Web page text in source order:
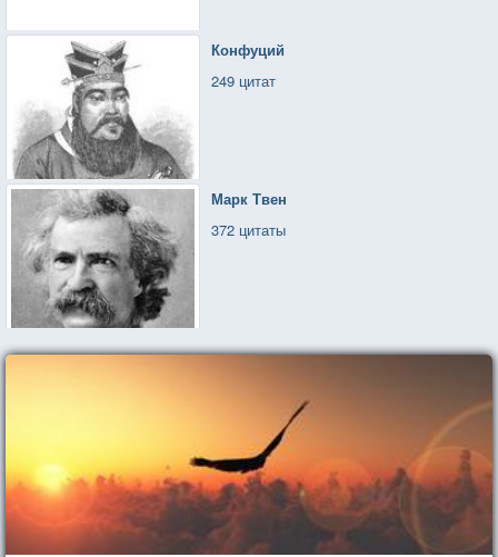
Конфуций
249 цитат
Марк Твен
372 цитаты